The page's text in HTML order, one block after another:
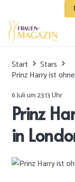
Start
Stars
Prinz Harry ist
6 Juli um 23:13 Uhr
Prinz
in